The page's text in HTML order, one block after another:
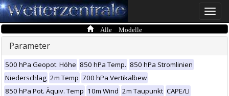
Toggle
Alle Modelle
Parameter
500 hPa Geopot. Höhe 850 hPa Temp. 850 hPa Stromlinien
Niederschlag 2m Temp 700 hPa Vertikalbew
850 hPa Pot. Äquiv. Temp 10m Wind 2m Taupunkt CAPE/LI